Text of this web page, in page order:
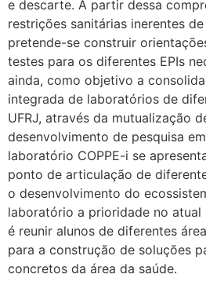
e descarte. A partir dessa
restrições sanitárias inerentes
pretende-se construir
testes para os diferentes EPIs
ainda, como objetivo a
integrada de laboratórios de
UFRJ, através da mutualização
desenvolvimento de pesquisa
laboratório COPPE-i se
ponto de articulação de
o desenvolvimento do
laboratório a prioridade no
é reunir alunos de diferentes
para a construção de soluções
concretos da área da saúde.